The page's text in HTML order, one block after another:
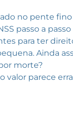
no pente fino
passo a passo
para ter
Ainda
morte?
valor parece